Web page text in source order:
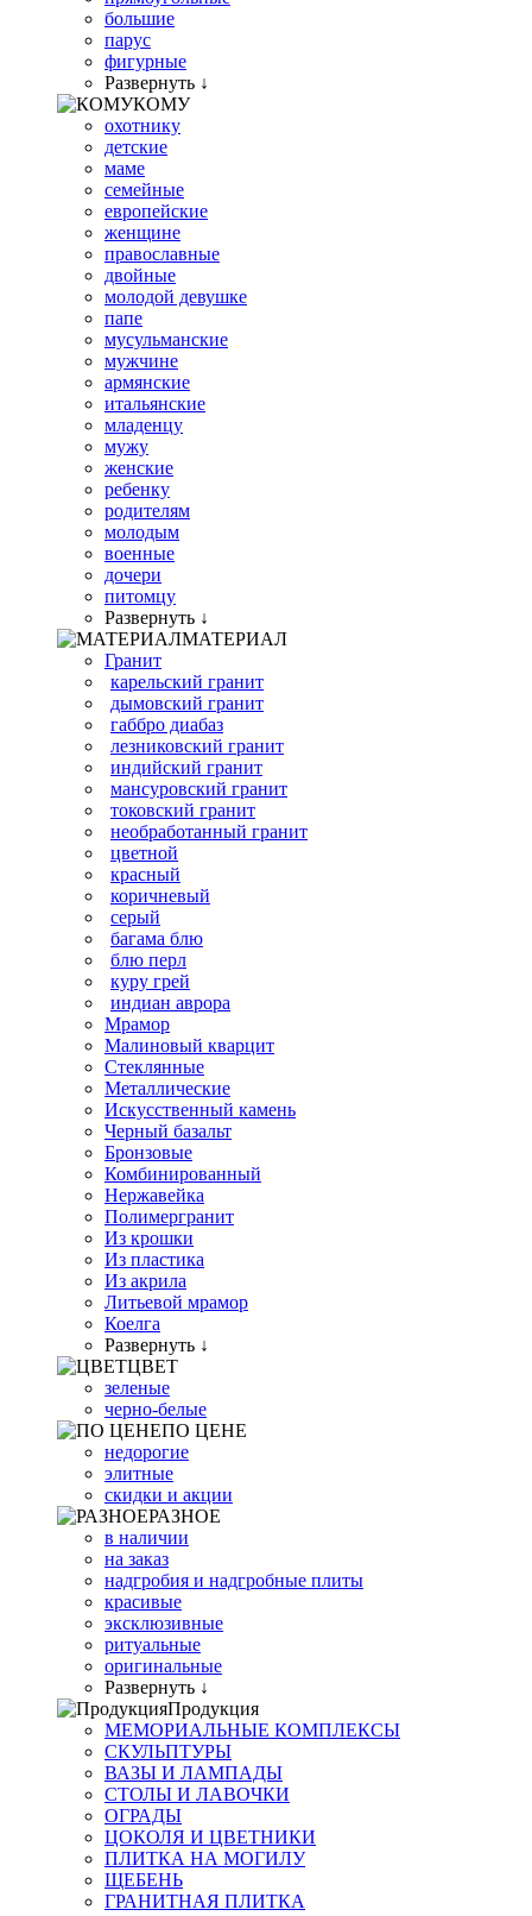
большие
парус
фигурные
Развернуть ↓
КОМУ
охотнику
детские
маме
семейные
европейские
женщине
православные
двойные
молодой девушке
папе
мусульманские
мужчине
армянские
итальянские
младенцу
мужу
женские
ребенку
родителям
молодым
военные
дочери
питомцу
Развернуть ↓
МАТЕРИАЛ
Гранит
карельский гранит
дымовский гранит
габбро диабаз
лезниковский гранит
индийский гранит
мансуровский гранит
токовский гранит
необработанный гранит
цветной
красный
коричневый
серый
багама блю
блю перл
куру грей
индиан аврора
Мрамор
Малиновый кварцит
Стеклянные
Металлические
Искусственный камень
Черный базальт
Бронзовые
Комбинированный
Нержавейка
Полимергранит
Из крошки
Из пластика
Из акрила
Литьевой мрамор
Коелга
Развернуть ↓
ЦВЕТ
зеленые
черно-белые
ПО ЦЕНЕ
недорогие
элитные
скидки и акции
РАЗНОЕ
в наличии
на заказ
надгробия и надгробные плиты
красивые
эксклюзивные
ритуальные
оригинальные
Развернуть ↓
Продукция
МЕМОРИАЛЬНЫЕ КОМПЛЕКСЫ
СКУЛЬПТУРЫ
ВАЗЫ И ЛАМПАДЫ
СТОЛЫ И ЛАВОЧКИ
ОГРАДЫ
ЦОКОЛЯ И ЦВЕТНИКИ
ПЛИТКА НА МОГИЛУ
ЩЕБЕНЬ
ГРАНИТНАЯ ПЛИТКА